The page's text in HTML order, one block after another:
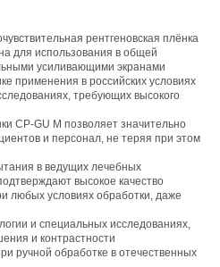
рентгеновская плёнка
для использования в общей
усиливающими экранами
применения в российских условиях
требующих высокого
CP-GU M позволяет значительно
и персонал, не теряя при этом
в ведущих лечебных
высокое качество
любых условиях обработки, даже
и специальных исследованиях,
и контрастности
ручной обработке в отечественных